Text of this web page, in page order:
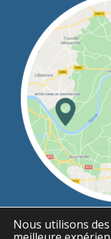
Nous utilisons